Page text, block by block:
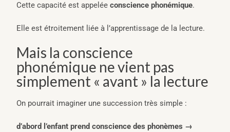
Cette capacité est appelée conscience phonémique.
Elle est étroitement liée à l’apprentissage de la lecture.
Mais la conscience
phonémique ne vient pas
simplement « avant » la lecture
On pourrait imaginer une succession très simple :
d’abord l’enfant prend conscience des phonèmes →